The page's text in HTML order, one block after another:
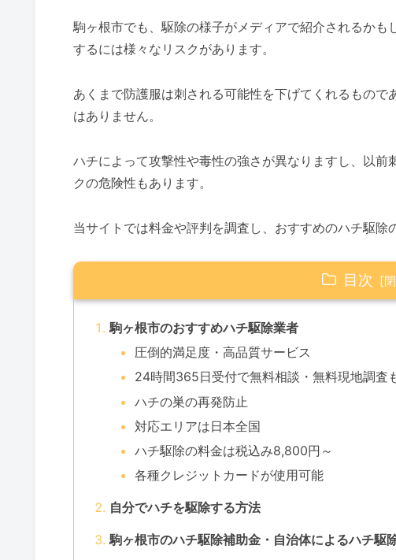
駒ヶ根市でも、駆除の様子がメディアで紹介されるか
するには様々なリスクがあります。
あくまで防護服は刺される可能性を下げてくれるもの
はありません。
ハチによって攻撃性や毒性の強さが異なりますし、以
クの危険性もあります。
当サイトでは料金や評判を調査し、おすすめのハチ駆除
目次
駒ヶ根市のおすすめハチ駆除業者
圧倒的満足度・高品質サービス
24時間365日受付で無料相談・無料現地調査
ハチの巣の再発防止
対応エリアは日本全国
ハチ駆除の料金は税込み8,800円～
各種クレジットカードが使用可能
自分でハチを駆除する方法
駒ヶ根市のハチ駆除補助金・自治体によるハチ駆